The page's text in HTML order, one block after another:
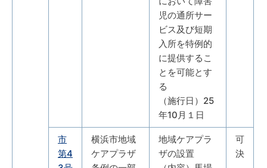
児の通所サー
ビス及び短期
入所を特例的
に提供するこ
とを可能とす
る
（施行日）25
年10月１日
市
第4
横浜市地域
ケアプラザ
地域ケアプラ
ザの設置
可
決